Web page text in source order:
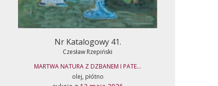
Nr Katalogowy 41.
Czesław Rzepiński
MARTWA NATURA Z DZBANEM I PATE...
olej, płótno